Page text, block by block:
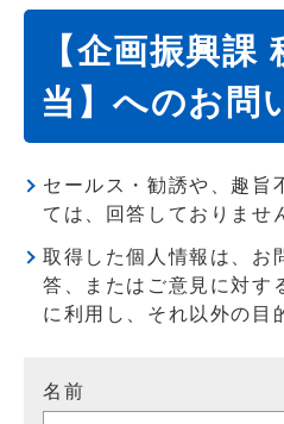
【企画振興課
当】へのお問
セールス・勧誘や、趣旨
ては、回答しておりませ
取得した個人情報は、お
答、またはご意見に対す
に利用し、それ以外の目
名前